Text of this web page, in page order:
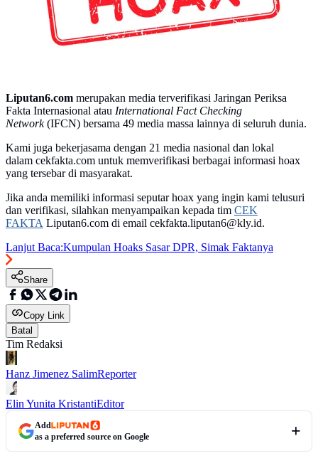
Liputan6.com merupakan media terverifikasi Jaringan Periksa
Fakta Internasional atau International Fact Checking
Network(IFCN) bersama 49 media massa lainnya di seluruh dunia.
Kami juga bekerjasama dengan 21 media nasional dan lokal
dalam cekfakta.com untuk memverifikasi berbagai informasi hoax
yang tersebar di masyarakat.
Jika anda memiliki informasi seputar hoax yang ingin kami telusuri
dan verifikasi, silahkan menyampaikan kepada tim CEK
FAKTA Liputan6.com di email cekfakta.liputan6@kly.id.
Lanjut Baca:Kumpulan Hoaks Sasar DPR, Simak Faktanya
Share
Copy Link
Batal
Tim Redaksi
Hanz Jimenez SalimReporter
Elin Yunita KristantiEditor
Add
as a preferred source on Google